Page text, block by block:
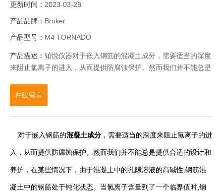
更新时间： 2023-03-28
产品品牌： Bruker
产品型号： M4 TORNADO
产品描述： 铂悦仪器对于嵌入钢筋的混凝土成分，需要适当的深度
来阻止氯离子的进入，从而提供防腐蚀保护。然而我们并不能总是
的高碱性,钢筋混凝土中的钢筋处于钝化状态
在线留言
对于嵌入钢筋的混凝土成分 ，需要适当的深度来阻止氯离子的进
入，从而提供防腐蚀保护。然而我们并不能总是提供合适的设计和
养护，在某些情况下，由于混凝土中的孔隙溶液的高碱性,钢筋混
凝土中的钢筋处于钝化状态。当氯离子含量到了一个临界值时,钢